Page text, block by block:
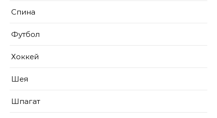
Спина
Футбол
Хоккей
Шея
Шпагат